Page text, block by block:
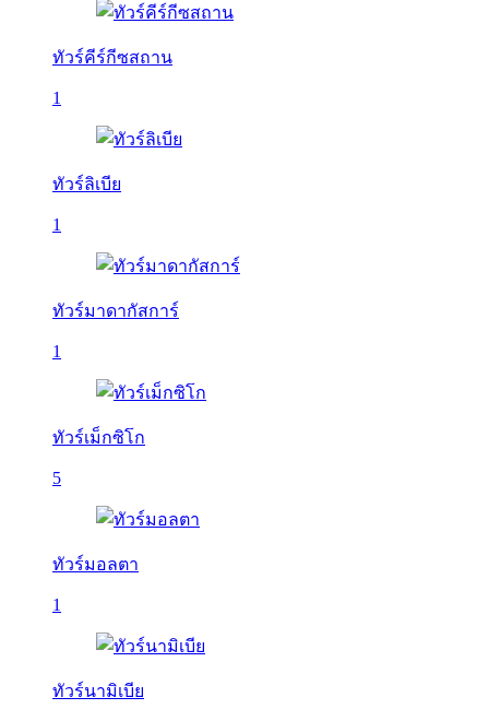
ทัวร์คีร์กีซสถาน
1
ทัวร์ลิเบีย
1
ทัวร์มาดากัสการ์
1
ทัวร์เม็กซิโก
5
ทัวร์มอลตา
1
ทัวร์นามิเบีย